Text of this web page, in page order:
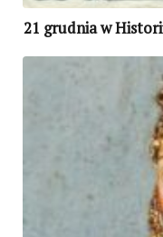
21 grudnia w